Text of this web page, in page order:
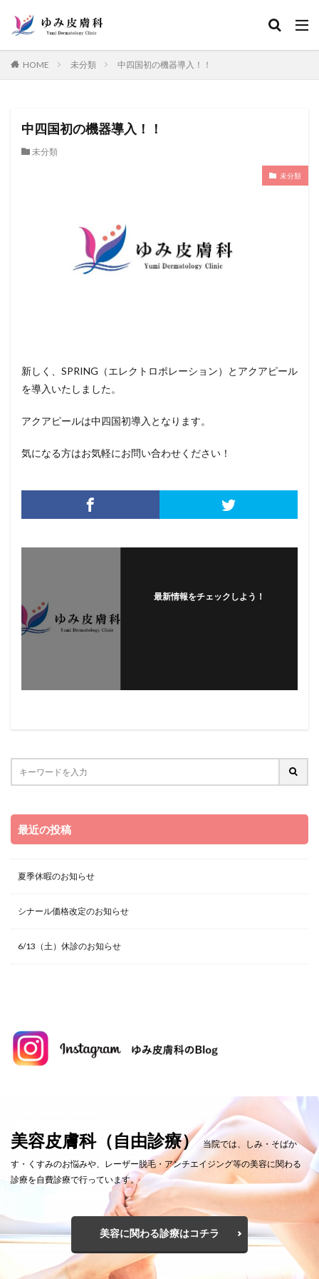
HOME 未分類 中四国初の機器導入！！
中四国初の機器導入！！
未分類
未分類
新しく、SPRING（エレクトロポレーション）とアクアピール
を導入いたしました。
アクアピールは中四国初導入となります。
気になる方はお気軽にお問い合わせください！
最新情報をチェックしよう！
最近の投稿
夏季休暇のお知らせ
シナール価格改定のお知らせ
6/13（土）休診のお知らせ
美容皮膚科（自由診療） 当院では、しみ・そばか
す・くすみのお悩みや、レーザー脱毛・アンチエイジング等の美容に関わる
診療を自費診療で行っています。
美容に関わる診療はコチラ
カテゴリー
検索